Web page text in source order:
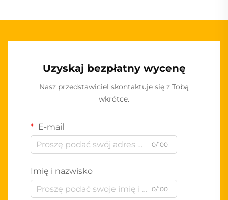
Uzyskaj bezpłatny wycenę
Nasz przedstawiciel skontaktuje się z Tobą
wkrótce.
E-mail
0/100
Imię i nazwisko
0/100